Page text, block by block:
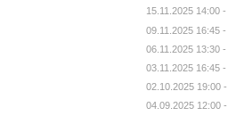
15.11.2025 14:00 -
09.11.2025 16:45 -
06.11.2025 13:30 -
03.11.2025 16:45 -
02.10.2025 19:00 -
04.09.2025 12:00 -